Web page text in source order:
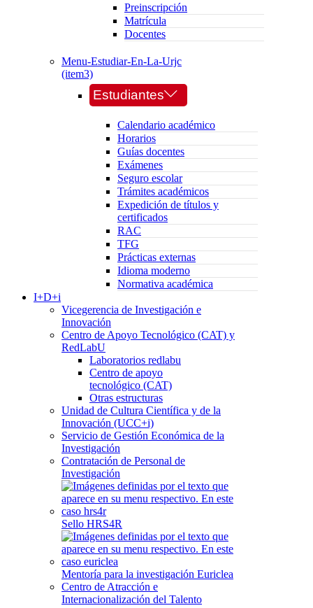
Preinscripción
Matrícula
Docentes
Menu-Estudiar-En-La-Urjc
(item3)
Estudiantes
Calendario académico
Horarios
Guías docentes
Exámenes
Seguro escolar
Trámites académicos
Expedición de títulos y
certificados
RAC
TFG
Prácticas externas
Idioma moderno
Normativa académica
I+D+i
Vicegerencia de Investigación e
Innovación
Centro de Apoyo Tecnológico (CAT) y
RedLabU
Laboratorios redlabu
Centro de apoyo
tecnológico (CAT)
Otras estructuras
Unidad de Cultura Científica y de la
Innovación (UCC+i)
Servicio de Gestión Económica de la
Investigación
Contratación de Personal de
Investigación
Sello HRS4R
Mentoría para la investigación Euriclea
Centro de Atracción e
Internacionalización del Talento